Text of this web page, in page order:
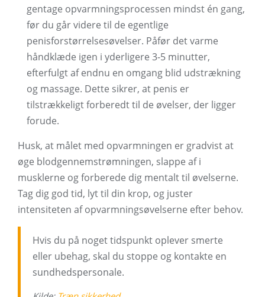
gentage opvarmningsprocessen mindst én gang,
før du går videre til de egentlige
penisforstørrelsesøvelser. Påfør det varme
håndklæde igen i yderligere 3-5 minutter,
efterfulgt af endnu en omgang blid udstrækning
og massage. Dette sikrer, at penis er
tilstrækkeligt forberedt til de øvelser, der ligger
forude.
Husk, at målet med opvarmningen er gradvist at
øge blodgennemstrømningen, slappe af i
musklerne og forberede dig mentalt til øvelserne.
Tag dig god tid, lyt til din krop, og juster
intensiteten af ​​opvarmningsøvelserne efter behov.
Hvis du på noget tidspunkt oplever smerte
eller ubehag, skal du stoppe og kontakte en
sundhedspersonale.